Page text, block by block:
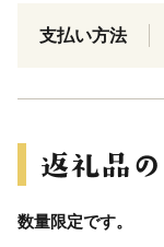
支払い方法
数量限定です。